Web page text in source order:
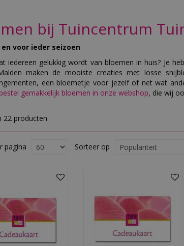
bij Tuincentrum
voor ieder seizoen
iedereen gelukkig wordt van bloemen in huis? Je
maken de mooiste creaties met losse
een bloemetje voor jezelf of net wat
gemakkelijk bloemen in onze webshop, die wij
22 producten
pagina Sorteer op